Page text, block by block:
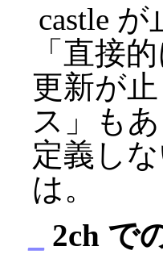
castle
「直接
更新が
ス」も
定義し
は。
2ch で